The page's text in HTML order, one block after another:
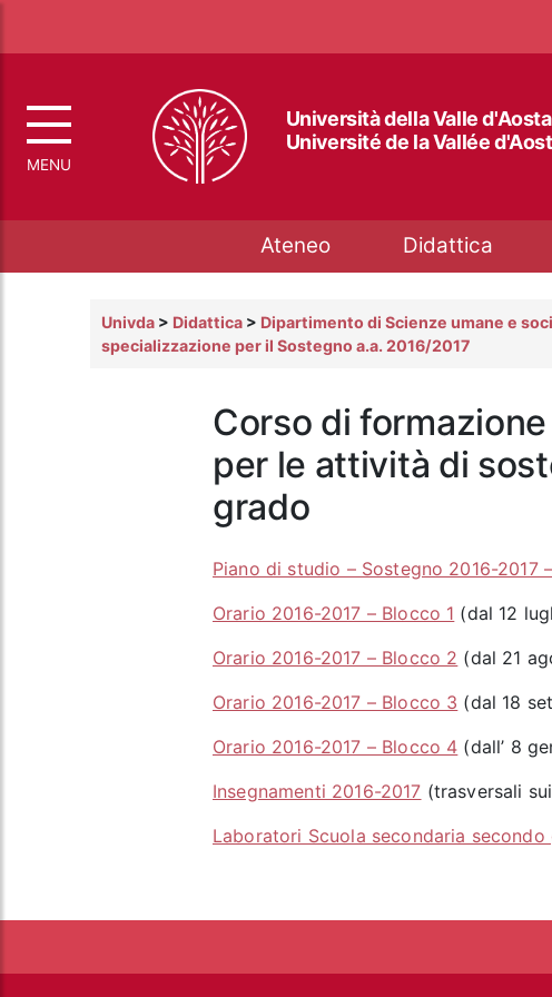
Università della Valle d'Aosta
Université de la Vallée
Ateneo Didattica
Univda > Didattica > Dipartimento di Scienze umane e
specializzazione per il Sostegno a.a. 2016/2017
Corso di
per le attività di
grado
Piano di studio – Sostegno 2016-2017
Orario 2016-2017 – Blocco 1 (dal 12
Orario 2016-2017 – Blocco 2 (dal 21
Orario 2016-2017 – Blocco 3 (dal 18
Orario 2016-2017 – Blocco 4 (dall’ 8
Insegnamenti 2016-2017 (trasversali
Laboratori Scuola secondaria secondo